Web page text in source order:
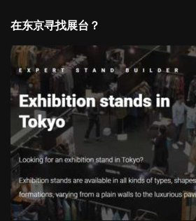
在东京寻找展台？